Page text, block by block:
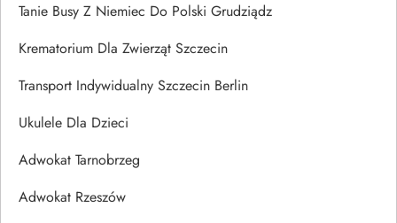
Tanie Busy Z Niemiec Do Polski Grudziądz
Krematorium Dla Zwierząt Szczecin
Transport Indywidualny Szczecin Berlin
Ukulele Dla Dzieci
Adwokat Tarnobrzeg
Adwokat Rzeszów